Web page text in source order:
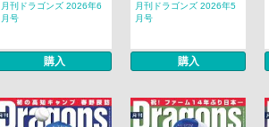
月刊ドラゴンズ 2026年6
月号
購入
月刊ドラゴンズ 2026年5
月号
購入